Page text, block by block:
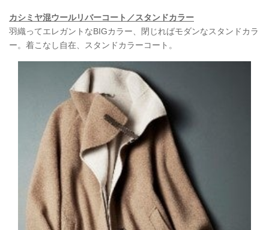
カシミヤ混ウールリバーコート／スタンドカラー
羽織ってエレガントなBIGカラー、閉じればモダンなスタンドカラ
ー。着こなし自在、スタンドカラーコート。